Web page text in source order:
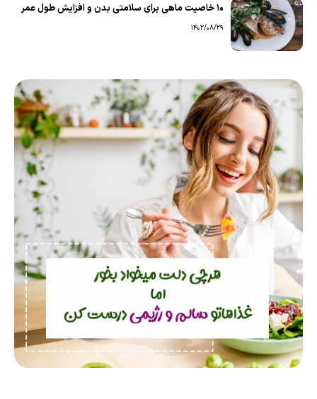
۱۰ خاصیت ماهی برای سلامتی بدن و افزایش طول عمر
1402/08/29